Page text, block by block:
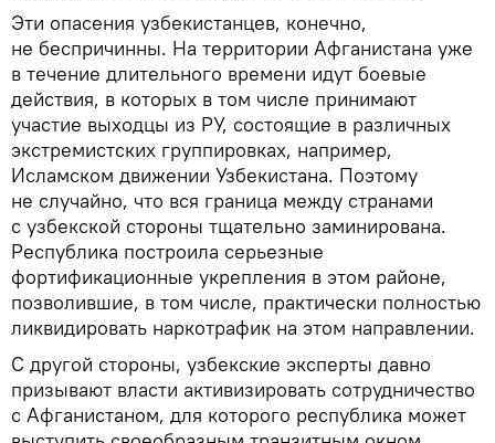
Эти опасения узбекистанцев, конечно,
не беспричинны. На территории Афганистана уже
в течение длительного времени идут боевые
действия, в которых в том числе принимают
участие выходцы из РУ, состоящие в различных
экстремистских группировках, например,
Исламском движении Узбекистана. Поэтому
не случайно, что вся граница между странами
с узбекской стороны тщательно заминирована.
Республика построила серьезные
фортификационные укрепления в этом районе,
позволившие, в том числе, практически полностью
ликвидировать наркотрафик на этом направлении.
С другой стороны, узбекские эксперты давно
призывают власти активизировать сотрудничество
с Афганистаном, для которого республика может